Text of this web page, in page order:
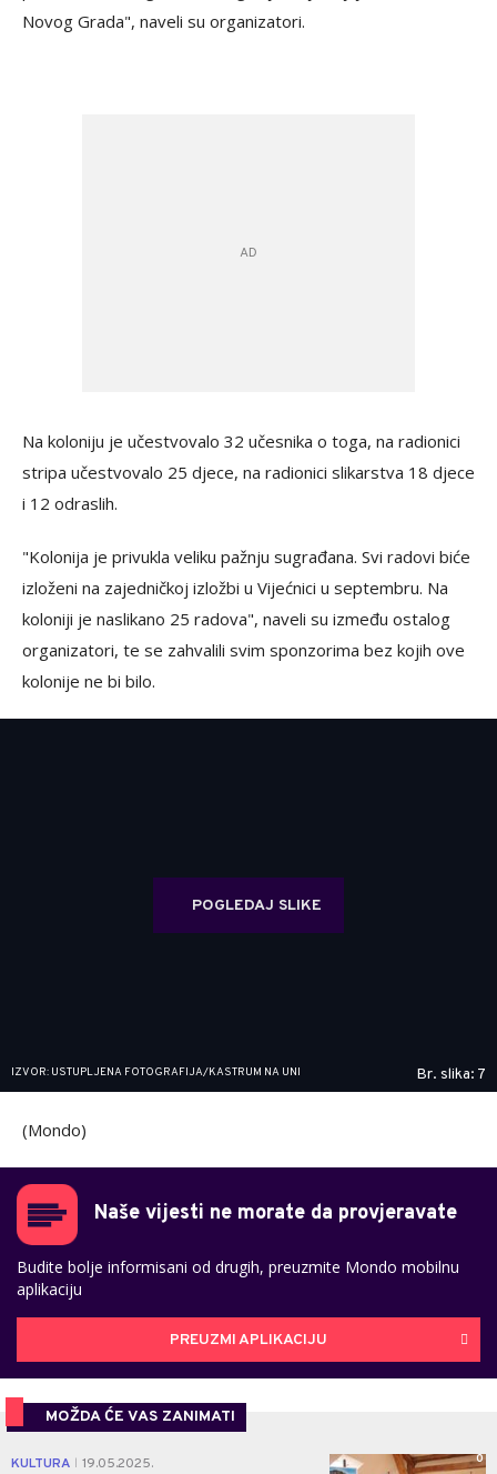
Novog Grada", naveli su organizatori.
Na koloniju je učestvovalo 32 učesnika o toga, na radionici
stripa učestvovalo 25 djece, na radionici slikarstva 18 djece
i 12 odraslih.
"Kolonija je privukla veliku pažnju sugrađana. Svi radovi biće
izloženi na zajedničkoj izložbi u Vijećnici u septembru. Na
koloniji je naslikano 25 radova", naveli su između ostalog
organizatori, te se zahvalili svim sponzorima bez kojih ove
kolonije ne bi bilo.
POGLEDAJ SLIKE
IZVOR: USTUPLJENA FOTOGRAFIJA/KASTRUM NA UNI Br. slika: 7
(Mondo)
Naše vijesti ne morate da provjeravate
Budite bolje informisani od drugih, preuzmite Mondo mobilnu
aplikaciju
PREUZMI APLIKACIJU
MOŽDA ĆE VAS ZANIMATI
KULTURA 19.05.2025. 0